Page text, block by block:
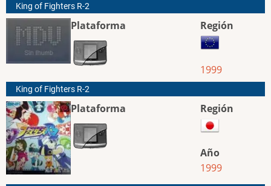
King of Fighters R-2
Plataforma Región
1999
King of Fighters R-2
Plataforma Región
Año
1999